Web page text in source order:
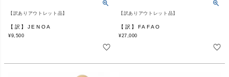
【訳ありアウトレット品】
【訳】JENOA
¥9,500
【訳ありアウトレット品】
【訳】FAFAO
¥27,000